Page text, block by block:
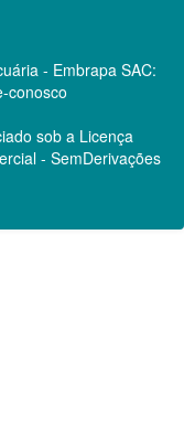
- Embrapa SAC:
conosco
sob a Licença
- SemDerivações